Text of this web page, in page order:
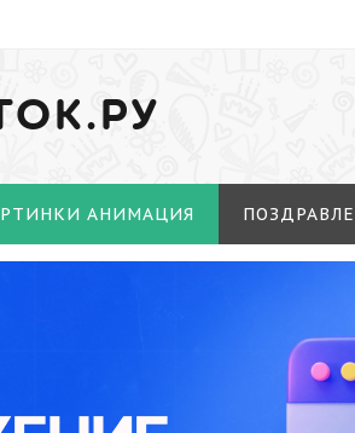
АНИМАЦИЯ